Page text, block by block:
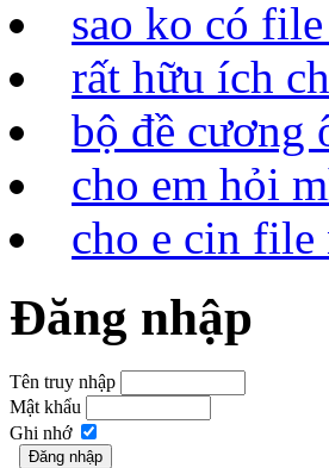
sao ko có
rất hữu ích
bộ đề cương
cho em hỏi
cho e cin
Đăng nhập
Tên truy nhập
Mật khẩu
Ghi nhớ